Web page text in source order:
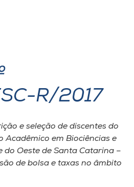
R/2017
e seleção de discentes do
Acadêmico em Biociências e
do Oeste de Santa Catarina –
de bolsa e taxas no âmbito